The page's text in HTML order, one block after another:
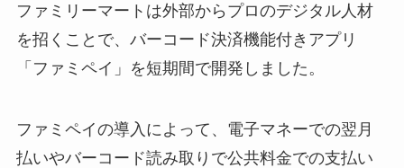
ファミリーマートは外部からプロのデジタル人材
を招くことで、バーコード決済機能付きアプリ
「ファミペイ」を短期間で開発しました。
ファミペイの導入によって、電子マネーでの翌月
払いやバーコード読み取りで公共料金での支払い